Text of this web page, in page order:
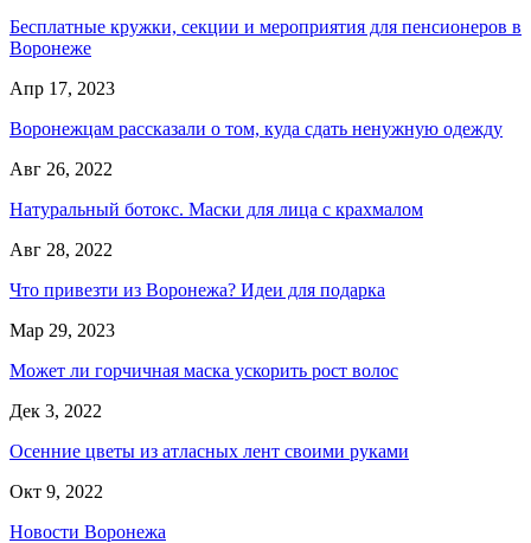
Бесплатные кружки, секции и мероприятия для пенсионеров в
Воронеже
Апр 17, 2023
Воронежцам рассказали о том, куда сдать ненужную одежду
Авг 26, 2022
Натуральный ботокс. Маски для лица с крахмалом
Авг 28, 2022
Что привезти из Воронежа? Идеи для подарка
Мар 29, 2023
Может ли горчичная маска ускорить рост волос
Дек 3, 2022
Осенние цветы из атласных лент своими руками
Окт 9, 2022
Новости Воронежа